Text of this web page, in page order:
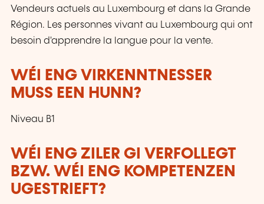
Vendeurs actuels au Luxembourg et dans la Grande
Région. Les personnes vivant au Luxembourg qui ont
besoin d'apprendre la langue pour la vente.
WÉI ENG VIRKENNTNESSER
MUSS EEN HUNN?
Niveau B1
WÉI ENG ZILER GI VERFOLLEGT
BZW. WÉI ENG KOMPETENZEN
UGESTRIEFT?